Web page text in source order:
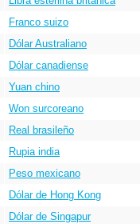
Franco suizo
Dólar Australiano
Dólar canadiense
Yuan chino
Won surcoreano
Real brasileño
Rupia india
Peso mexicano
Dólar de Hong Kong
Dólar de Singapur